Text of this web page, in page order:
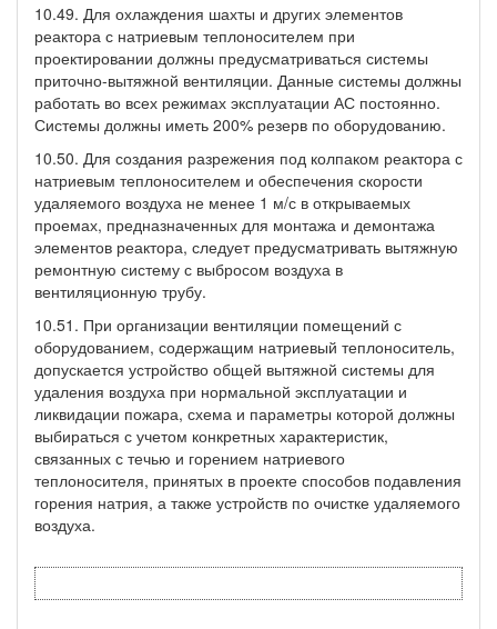
10.49. Для охлаждения шахты и других элементов
реактора с натриевым теплоносителем при
проектировании должны предусматриваться системы
приточно-вытяжной вентиляции. Данные системы должны
работать во всех режимах эксплуатации АС постоянно.
Системы должны иметь 200% резерв по оборудованию.
10.50. Для создания разрежения под колпаком реактора с
натриевым теплоносителем и обеспечения скорости
удаляемого воздуха не менее 1 м/с в открываемых
проемах, предназначенных для монтажа и демонтажа
элементов реактора, следует предусматривать вытяжную
ремонтную систему с выбросом воздуха в
вентиляционную трубу.
10.51. При организации вентиляции помещений с
оборудованием, содержащим натриевый теплоноситель,
допускается устройство общей вытяжной системы для
удаления воздуха при нормальной эксплуатации и
ликвидации пожара, схема и параметры которой должны
выбираться с учетом конкретных характеристик,
связанных с течью и горением натриевого
теплоносителя, принятых в проекте способов подавления
горения натрия, а также устройств по очистке удаляемого
воздуха.